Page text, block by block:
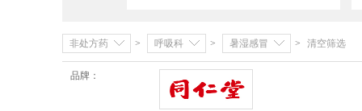
营养健康
营养成分
护体护手
非处方药 > 呼吸科 > 暑湿感冒 > 清空筛选
品牌：